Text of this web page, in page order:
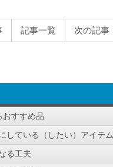
記事一覧 次の記事
おすすめ品
している（したい）アイテム
る工夫